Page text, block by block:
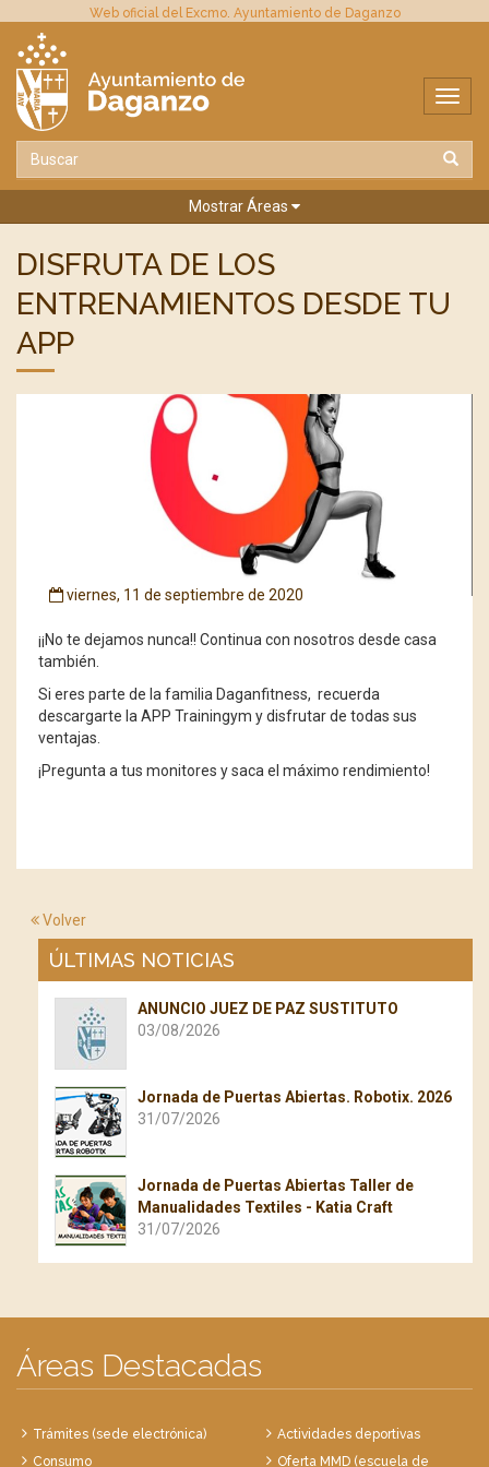
Web oficial del Excmo. Ayuntamiento de Daganzo
Mostrar Áreas
DISFRUTA DE LOS
ENTRENAMIENTOS DESDE TU
APP
viernes, 11 de septiembre de 2020
¡¡No te dejamos nunca!! Continua con nosotros desde casa
también.
Si eres parte de la familia Daganfitness, recuerda
descargarte la APP Trainingym y disfrutar de todas sus
ventajas.
¡Pregunta a tus monitores y saca el máximo rendimiento!
Volver
ÚLTIMAS NOTICIAS
ANUNCIO JUEZ DE PAZ SUSTITUTO
03/08/2026
Jornada de Puertas Abiertas. Robotix. 2026
31/07/2026
Jornada de Puertas Abiertas Taller de
Manualidades Textiles - Katia Craft
31/07/2026
Áreas Destacadas
Trámites (sede electrónica)
Consumo
Actividades deportivas
Oferta MMD (escuela de